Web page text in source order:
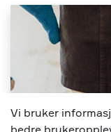
Vi bruker